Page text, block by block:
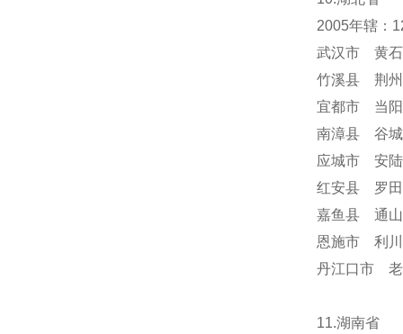
2005年辖：
武汉市 黄
竹溪县 荆
宜都市 当
南漳县 谷
应城市 安
红安县 罗
嘉鱼县 通
恩施市 利
丹江口市
11.湖南省